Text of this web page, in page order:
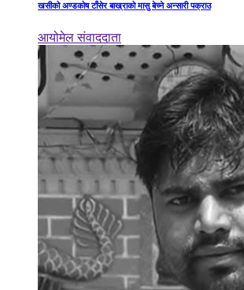
खसीको अण्डकोष टाँसेर बाख्राको मासु बेच्ने अन्सारी पक्राउ
आयोमेल संवाददाता